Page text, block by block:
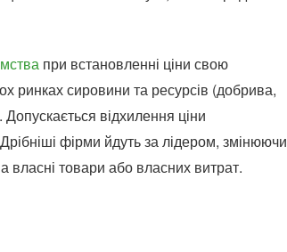
при встановленні ціни свою
ринках сировини та ресурсів (добрива,
відхилення ціни
фірми йдуть за лідером, змінюючи
власні товари або власних витрат.